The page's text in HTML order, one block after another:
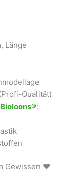
Länge
Qualität)
Bioloons®:
Gewissen ❤